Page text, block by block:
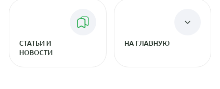
СТАТЬИ И
НОВОСТИ
НА ГЛАВНУЮ